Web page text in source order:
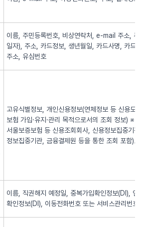
이름, 주민등록번호, 비상연락처, e-mail 주소, 주
일자), 주소, 카드정보, 생년월일, 카드사명, 카드
주소, 유심번호
고유식별정보, 개인신용정보(연체정보 등 신용도
보험 가입·유지·관리 목적으로서의 조회 정보) ※
서울보증보험 등 신용조회회사, 신용정보집중기관
정보집중기관, 금융결제원 등을 통한 조회 포함)로
이름, 직권해지 예정일, 중복가입확인정보(DI), 연
확인정보(DI), 이동전화번호 또는 서비스관리번호